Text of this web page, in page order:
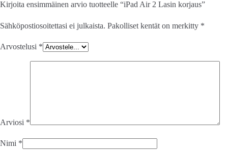
Kirjoita ensimmäinen arvio tuotteelle “iPad Air 2 Lasin korjaus”
Sähköpostiosoitettasi ei julkaista. Pakolliset kentät on merkitty *
Arvostelusi *
Arviosi *
Nimi *